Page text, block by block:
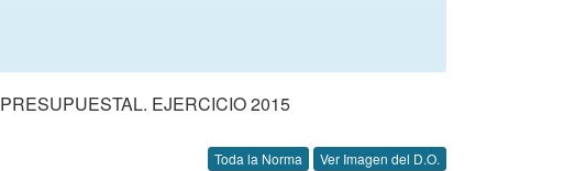
EJERCICIO 2015
Toda la Norma Ver Imagen del D.O.